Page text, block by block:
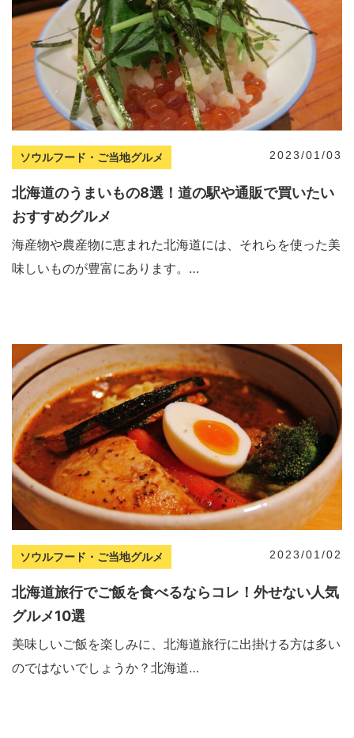
ソウルフード・ご当地グルメ 2023/01/03
北海道のうまいもの8選！道の駅や通販で買いたい
おすすめグルメ
海産物や農産物に恵まれた北海道には、それらを使った美
味しいものが豊富にあります。…
ソウルフード・ご当地グルメ 2023/01/02
北海道旅行でご飯を食べるならコレ！外せない人気
グルメ10選
美味しいご飯を楽しみに、北海道旅行に出掛ける方は多い
のではないでしょうか？北海道…